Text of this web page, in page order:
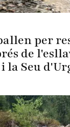
per
de
la Seu